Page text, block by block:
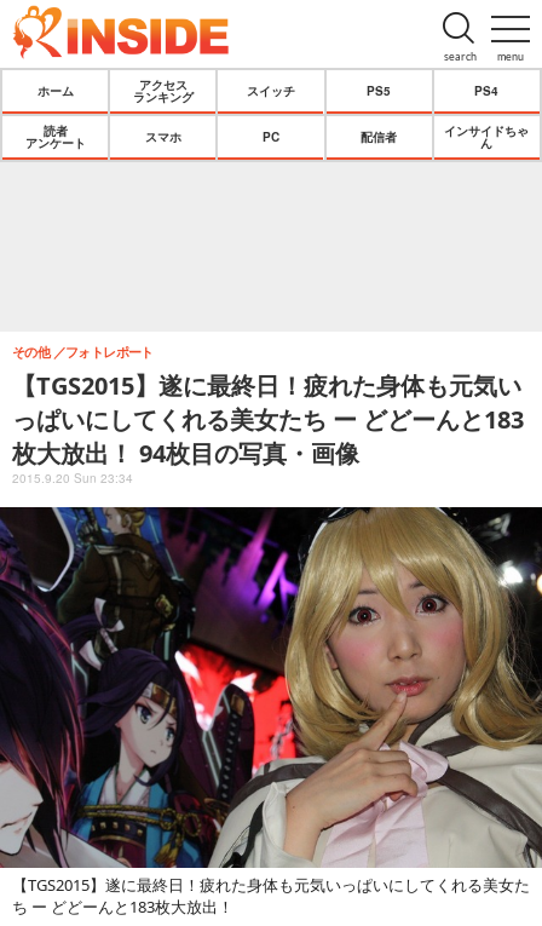
menu
search
ホーム
アクセス
ランキング
スイッチ PS5 PS4
読者
アンケート
スマホ PC 配信者
インサイドちゃ
ん
【TGS2015】遂に最終日！疲れた身体も元気い
っぱいにしてくれる美女たち ー どどーんと183
枚大放出！ 94枚目の写真・画像
その他 フォトレポート
2015.9.20 Sun 23:34
【TGS2015】遂に最終日！疲れた身体も元気いっぱいにしてくれる美女た
ち ー どどーんと183枚大放出！